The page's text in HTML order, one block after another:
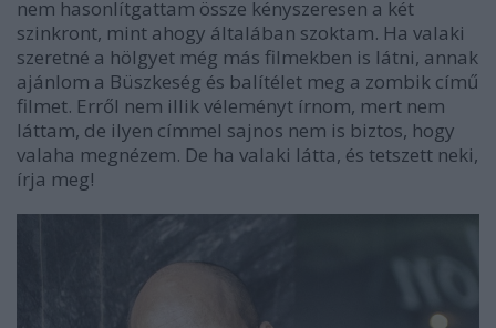
nem hasonlítgattam össze kényszeresen a két
szinkront, mint ahogy általában szoktam. Ha valaki
szeretné a hölgyet még más filmekben is látni, annak
ajánlom a Büszkeség és balítélet meg a zombik című
filmet. Erről nem illik véleményt írnom, mert nem
láttam, de ilyen címmel sajnos nem is biztos, hogy
valaha megnézem. De ha valaki látta, és tetszett neki,
írja meg!